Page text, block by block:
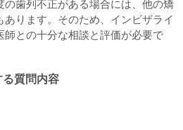
の歯列不正がある場合には、他の矯
ります。そのため、インビザライ
師との十分な相談と評価が必要で
質問内容